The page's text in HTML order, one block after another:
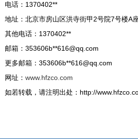
电话：1370402**
地址：北京市房山区洪寺街甲2号院7号楼A
其他电话：1370402**
邮箱：353606b**616@qq.com
更多邮箱：353606b**616@qq.com
网址： www.hfzco.com
如若转载，请注明出处：http://